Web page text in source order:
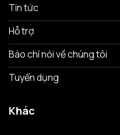
Tin tức
Hỗ trợ
Báo chí nói về chúng tôi
Tuyển dụng
Khác